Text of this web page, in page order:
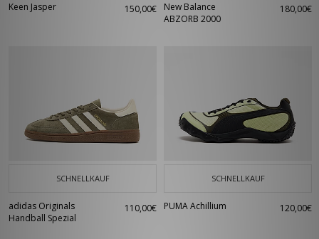
Keen Jasper 150,00€
New Balance
ABZORB 2000
180,00€
SCHNELLKAUF
adidas Originals
Handball Spezial
110,00€
SCHNELLKAUF
PUMA Achillium 120,00€